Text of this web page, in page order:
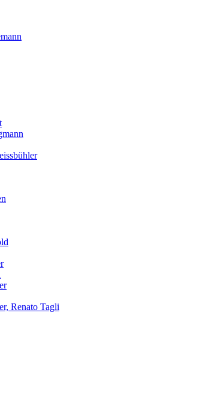
Renato Tagli